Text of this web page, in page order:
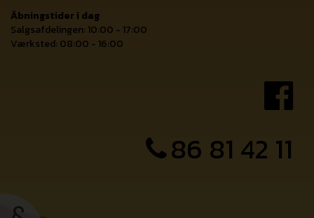
Åbningstider i dag
Salgsafdelingen: 10:00 - 17:00
Værksted: 08:00 - 16:00
86 81 42 11